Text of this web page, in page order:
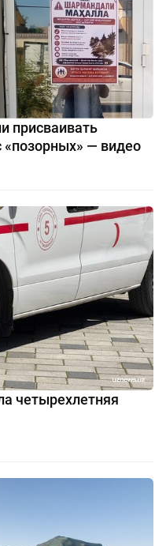
присваивать
— видео
четырехлетняя